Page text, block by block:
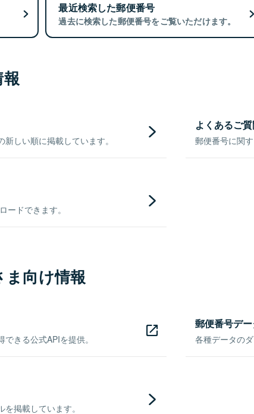
最近検索した郵便番号
過去に検索した郵便番号をご覧いただけます。
しい順に掲載しています。
よくあるご
郵便番号に関
ードできます。
ま向け情報
きる公式APIを提供。
郵便番号デ
各種データの
掲載しています。